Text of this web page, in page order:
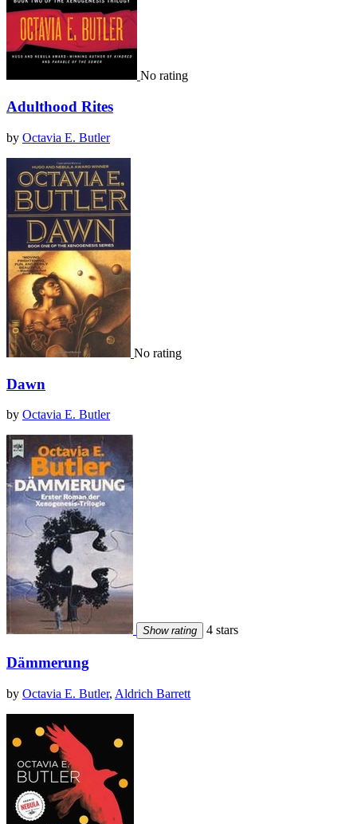
No rating
Adulthood Rites
by Octavia E. Butler
No rating
Dawn
by Octavia E. Butler
Show rating 4 stars
Dämmerung
by Octavia E. Butler, Aldrich Barrett